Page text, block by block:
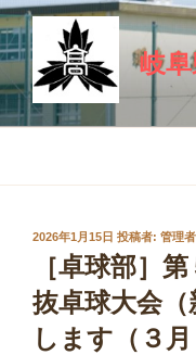
コ
ン
テ
ン
ツ
岐
投
2026年1月15日 投稿者: 管理者
［卓球部］
抜卓球大会
します（３